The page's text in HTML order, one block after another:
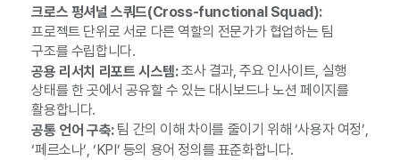
크로스 펑셔널 스쿼드(Cross-functional Squad):
프로젝트 단위로 서로 다른 역할의 전문가가 협업하는 팀
구조를 수립합니다.
공용 리서치 리포트 시스템:조사 결과, 주요 인사이트, 실행
상태를 한 곳에서 공유할 수 있는 대시보드나 노션 페이지를
활용합니다.
공통 언어 구축:팀 간의 이해 차이를 줄이기 위해 ‘사용자 여정’,
‘페르소나’, ‘KPI’ 등의 용어 정의를 표준화합니다.